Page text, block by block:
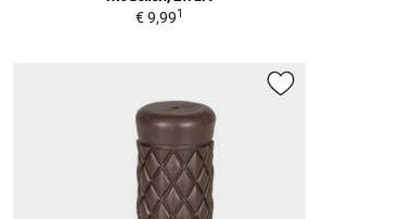
€ 9,991